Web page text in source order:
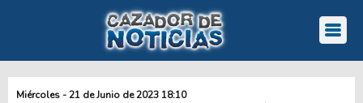
Miércoles - 21 de Junio de 2023 18:10